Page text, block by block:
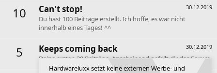
10 30.12.2019
Can't stop!
Du hast 100 Beiträge erstellt. Ich hoffe, es war nicht
innerhalb eines Tages! ^^
5 30.12.2019
Keeps coming back
Deine ersten 30 Beiträge. Anscheinend gefällt dir das Forum.
Hardwareluxx setzt keine externen Werbe- und